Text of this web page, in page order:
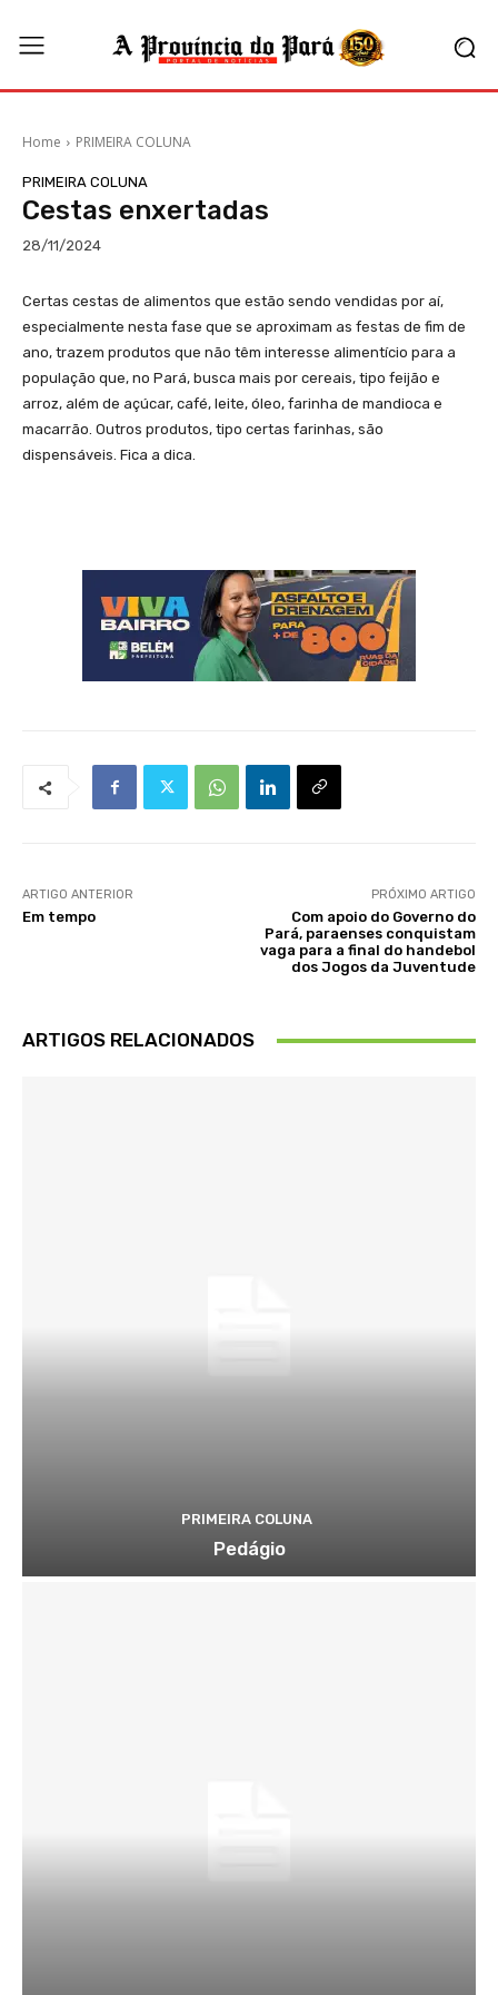
Home PRIMEIRA COLUNA
PRIMEIRA COLUNA
Cestas enxertadas
28/11/2024
Certas cestas de alimentos que estão sendo vendidas por aí,
especialmente nesta fase que se aproximam as festas de fim de
ano, trazem produtos que não têm interesse alimentício para a
população que, no Pará, busca mais por cereais, tipo feijão e
arroz, além de açúcar, café, leite, óleo, farinha de mandioca e
macarrão. Outros produtos, tipo certas farinhas, são
dispensáveis. Fica a dica.
ARTIGO ANTERIOR
Em tempo
PRÓXIMO ARTIGO
Com apoio do Governo do
Pará, paraenses conquistam
vaga para a final do handebol
dos Jogos da Juventude
ARTIGOS RELACIONADOS
PRIMEIRA COLUNA
Pedágio